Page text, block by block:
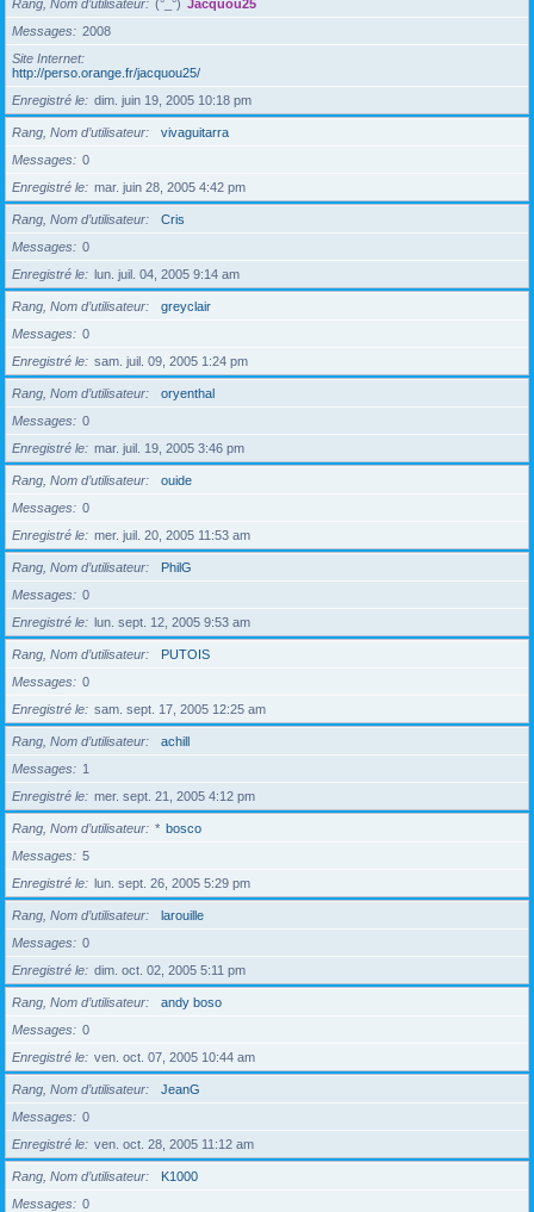
Rang, Nom d’utilisateur (°_°) Jacquou25
Messages
2008
Site Internet
http://perso.orange.fr/jacquou25/
Enregistré le
dim. juin 19, 2005 10:18 pm
Rang, Nom d’utilisateur
vivaguitarra
Messages
0
Enregistré le
mar. juin 28, 2005 4:42 pm
Rang, Nom d’utilisateur
Cris
Messages
0
Enregistré le
lun. juil. 04, 2005 9:14 am
Rang, Nom d’utilisateur
greyclair
Messages
0
Enregistré le
sam. juil. 09, 2005 1:24 pm
Rang, Nom d’utilisateur
oryenthal
Messages
0
Enregistré le
mar. juil. 19, 2005 3:46 pm
Rang, Nom d’utilisateur
ouide
Messages
0
Enregistré le
mer. juil. 20, 2005 11:53 am
Rang, Nom d’utilisateur
PhilG
Messages
0
Enregistré le
lun. sept. 12, 2005 9:53 am
Rang, Nom d’utilisateur
PUTOIS
Messages
0
Enregistré le
sam. sept. 17, 2005 12:25 am
Rang, Nom d’utilisateur
achill
Messages
1
Enregistré le
mer. sept. 21, 2005 4:12 pm
Rang, Nom d’utilisateur * bosco
Messages
5
Enregistré le
lun. sept. 26, 2005 5:29 pm
Rang, Nom d’utilisateur
larouille
Messages
0
Enregistré le
dim. oct. 02, 2005 5:11 pm
Rang, Nom d’utilisateur
andy boso
Messages
0
Enregistré le
ven. oct. 07, 2005 10:44 am
Rang, Nom d’utilisateur
JeanG
Messages
0
Enregistré le
ven. oct. 28, 2005 11:12 am
Rang, Nom d’utilisateur
K1000
Messages
0